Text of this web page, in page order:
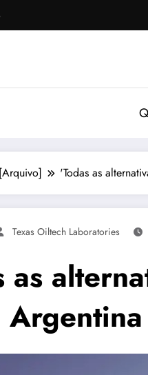
[Arquivo] 'Todas as
Texas Oiltech Laboratories
as